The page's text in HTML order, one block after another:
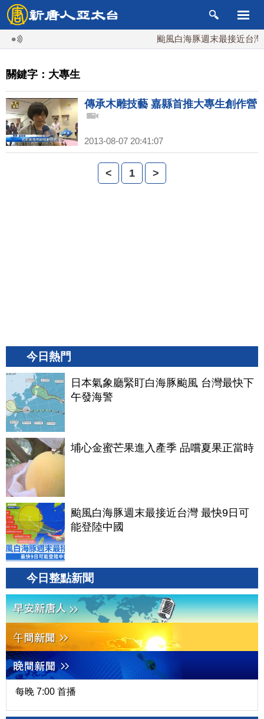
颱風白海豚週末最接近台灣
關鍵字：大專生
傳承木雕技藝 嘉縣首推大專生創作營
2013-08-07 20:41:07
< 1 >
今日熱門
日本氣象廳緊盯白海豚颱風 台灣最快下
午發海警
埔心金蜜芒果進入產季 品嚐夏果正當時
颱風白海豚週末最接近台灣 最快9日可
能登陸中國
今日整點新聞
每晚 7:00 首播